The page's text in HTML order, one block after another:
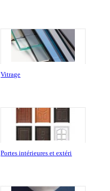
Vitrage
Portes intérieures et extéri